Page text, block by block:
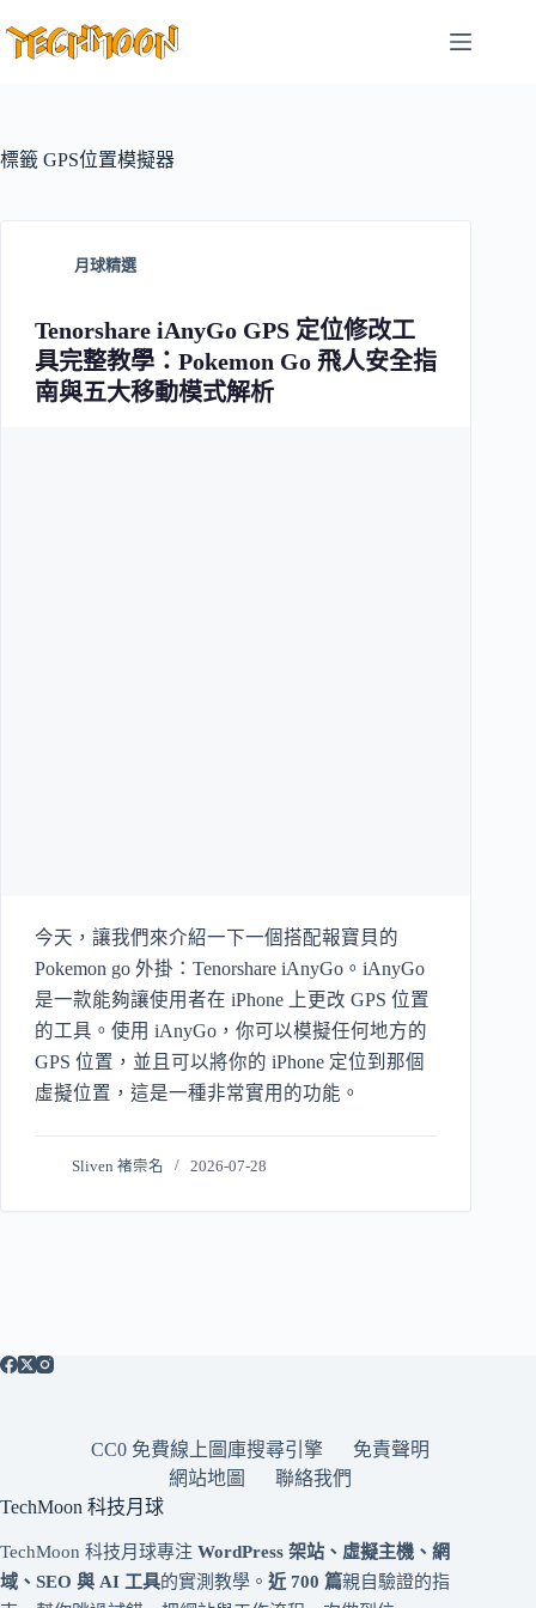
至
容
標籤 GPS位置模擬器
月球精選
Tenorshare iAnyGo GPS 定位修改工
具完整教學：Pokemon Go 飛人安全指
南與五大移動模式解析
今天，讓我們來介紹一下一個搭配報寶貝的
Pokemon go 外掛：Tenorshare iAnyGo。iAnyGo
是一款能夠讓使用者在 iPhone 上更改 GPS 位置
的工具。使用 iAnyGo，你可以模擬任何地方的
GPS 位置，並且可以將你的 iPhone 定位到那個
虛擬位置，這是一種非常實用的功能。
Sliven 褚崇名 2026-07-28
CC0 免費線上圖庫搜尋引擎
免責聲明
網站地圖
聯絡我們
TechMoon 科技月球
TechMoon 科技月球專注 WordPress 架站、虛擬主機、網
域、SEO 與 AI 工具的實測教學。 近 700 篇親自驗證的指